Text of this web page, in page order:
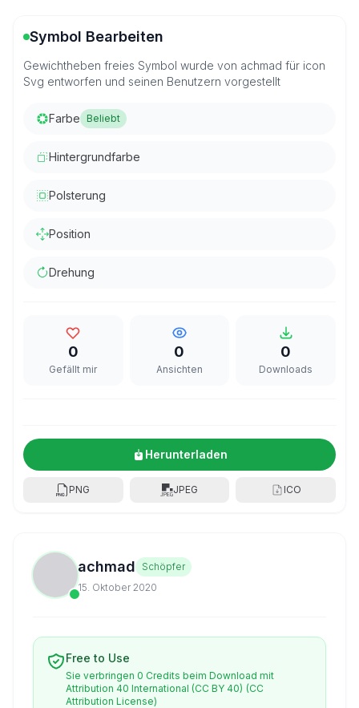
Symbol Bearbeiten
Gewichtheben freies Symbol wurde von achmad für icon
Svg entworfen und seinen Benutzern vorgestellt
Farbe Beliebt
Hintergrundfarbe
Polsterung
Position
Drehung
0
Gefällt mir
0
Ansichten
0
Downloads
Herunterladen
PNG JPEG ICO
achmad
Schöpfer
15. Oktober 2020
Free to Use
Sie verbringen 0 Credits beim Download mit
Attribution 40 International (CC BY 40) (CC
Attribution License)